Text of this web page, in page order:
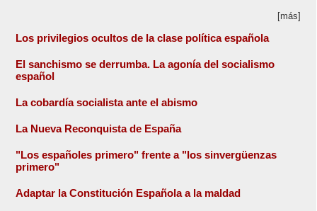
[más]
Los privilegios ocultos de la clase política española
El sanchismo se derrumba. La agonía del socialismo
español
La cobardía socialista ante el abismo
La Nueva Reconquista de España
"Los españoles primero" frente a "los sinvergüenzas
primero"
Adaptar la Constitución Española a la maldad